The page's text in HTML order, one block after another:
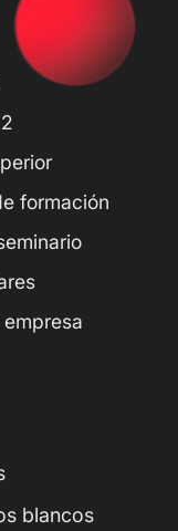
formación
blancos